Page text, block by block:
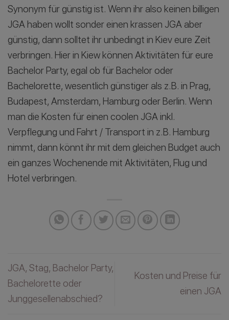
Synonym für günstig ist. Wenn ihr also keinen billigen
JGA haben wollt sonder einen krassen JGA aber
günstig, dann solltet ihr unbedingt in Kiev eure Zeit
verbringen. Hier in Kiew können Aktivitäten für eure
Bachelor Party, egal ob für Bachelor oder
Bachelorette, wesentlich günstiger als z.B. in Prag,
Budapest, Amsterdam, Hamburg oder Berlin. Wenn
man die Kosten für einen coolen JGA inkl.
Verpflegung und Fahrt / Transport in z.B. Hamburg
nimmt, dann könnt ihr mit dem gleichen Budget auch
ein ganzes Wochenende mit Aktivitäten, Flug und
Hotel verbringen.
JGA, Stag, Bachelor Party,
Bachelorette oder
Junggesellenabschied?
Kosten und Preise für
einen JGA